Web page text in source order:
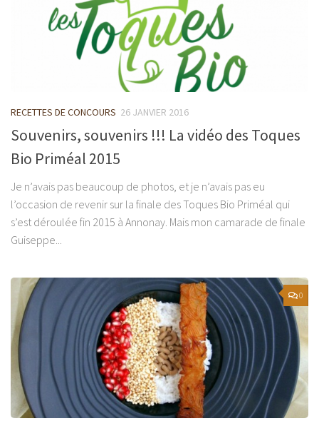
RECETTES DE CONCOURS 26 JANVIER 2016
Souvenirs, souvenirs !!! La vidéo des Toques
Bio Priméal 2015
Je n’avais pas beaucoup de photos, et je n’avais pas eu
l’occasion de revenir sur la finale des Toques Bio Priméal qui
s’est déroulée fin 2015 à Annonay. Mais mon camarade de finale
Guiseppe...
0